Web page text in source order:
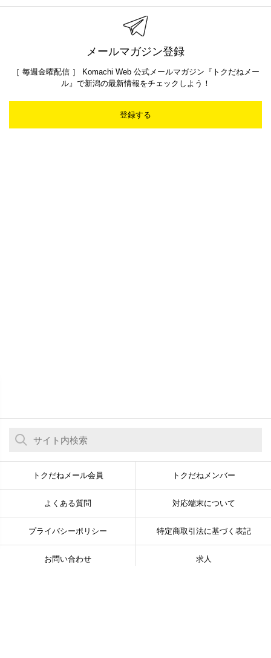
メールマガジン登録
［ 毎週金曜配信 ］ Komachi Web 公式メールマガジン『トクだねメー
ル』で新潟の最新情報をチェックしよう！
登録する
トクだねメール会員 トクだねメンバー
よくある質問 対応端末について
プライバシーポリシー 特定商取引法に基づく表記
お問い合わせ 求人